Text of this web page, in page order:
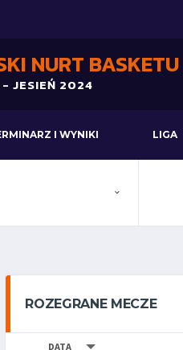
NURT
- JESIEŃ 2024
I WYNIKI LIGA
ROZEGRANE MECZE
DATA